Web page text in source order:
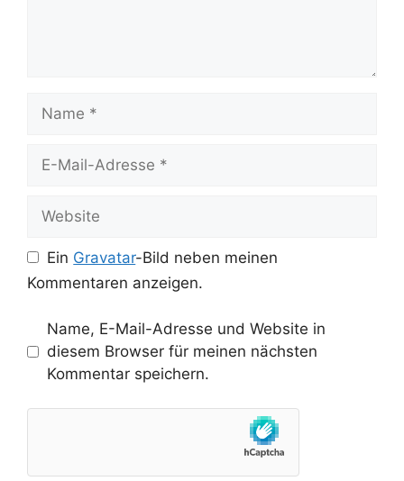
Name
Website
Ein Gravatar-Bild neben meinen
Kommentaren anzeigen.
Name, E-Mail-Adresse und Website in
diesem Browser für meinen nächsten
Kommentar speichern.